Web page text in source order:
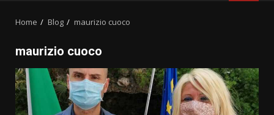
Home Blog maurizio cuoco
maurizio cuoco